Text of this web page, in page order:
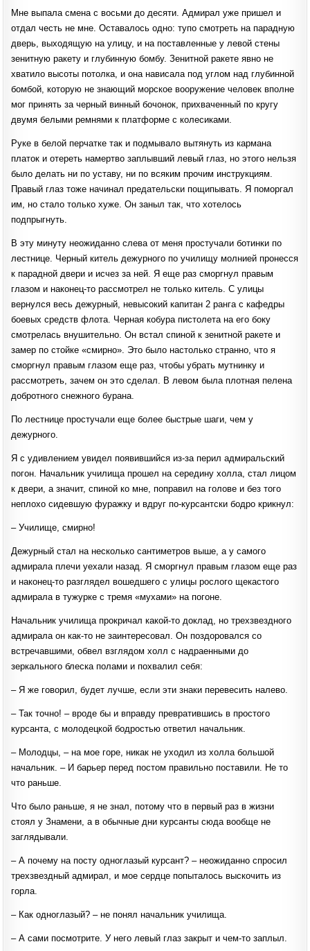
Мне выпала смена с восьми до десяти. Адмирал уже пришел и
отдал честь не мне. Оставалось одно: тупо смотреть на парадную
дверь, выходящую на улицу, и на поставленные у левой стены
зенитную ракету и глубинную бомбу. Зенитной ракете явно не
хватило высоты потолка, и она нависала под углом над глубинной
бомбой, которую не знающий морское вооружение человек вполне
мог принять за черный винный бочонок, прихваченный по кругу
двумя белыми ремнями к платформе с колесиками.
Руке в белой перчатке так и подмывало вытянуть из кармана
платок и отереть намертво заплывший левый глаз, но этого нельзя
было делать ни по уставу, ни по всяким прочим инструкциям.
Правый глаз тоже начинал предательски пощипывать. Я поморгал
им, но стало только хуже. Он заныл так, что хотелось
подпрыгнуть.
В эту минуту неожиданно слева от меня простучали ботинки по
лестнице. Черный китель дежурного по училищу молнией пронесся
к парадной двери и исчез за ней. Я еще раз сморгнул правым
глазом и наконец-то рассмотрел не только китель. С улицы
вернулся весь дежурный, невысокий капитан 2 ранга с кафедры
боевых средств флота. Черная кобура пистолета на его боку
смотрелась внушительно. Он встал спиной к зенитной ракете и
замер по стойке «смирно». Это было настолько странно, что я
сморгнул правым глазом еще раз, чтобы убрать мутнинку и
рассмотреть, зачем он это сделал. В левом была плотная пелена
добротного снежного бурана.
По лестнице простучали еще более быстрые шаги, чем у
дежурного.
Я с удивлением увидел появившийся из-за перил адмиральский
погон. Начальник училища прошел на середину холла, стал лицом
к двери, а значит, спиной ко мне, поправил на голове и без того
неплохо сидевшую фуражку и вдруг по-курсантски бодро крикнул:
‒ Училище, смирно!
Дежурный стал на несколько сантиметров выше, а у самого
адмирала плечи уехали назад. Я сморгнул правым глазом еще раз
и наконец-то разглядел вошедшего с улицы рослого щекастого
адмирала в тужурке с тремя «мухами» на погоне.
Начальник училища прокричал какой-то доклад, но трехзвездного
адмирала он как-то не заинтересовал. Он поздоровался со
встречавшими, обвел взглядом холл с надраенными до
зеркального блеска полами и похвалил себя:
‒ Я же говорил, будет лучше, если эти знаки перевесить налево.
‒ Так точно! ‒ вроде бы и вправду превратившись в простого
курсанта, с молодецкой бодростью ответил начальник.
‒ Молодцы, ‒ на мое горе, никак не уходил из холла большой
начальник. ‒ И барьер перед постом правильно поставили. Не то
что раньше.
Что было раньше, я не знал, потому что в первый раз в жизни
стоял у Знамени, а в обычные дни курсанты сюда вообще не
заглядывали.
‒ А почему на посту одноглазый курсант? ‒ неожиданно спросил
трехзвездный адмирал, и мое сердце попыталось выскочить из
горла.
‒ Как одноглазый? ‒ не понял начальник училища.
‒ А сами посмотрите. У него левый глаз закрыт и чем-то заплыл.